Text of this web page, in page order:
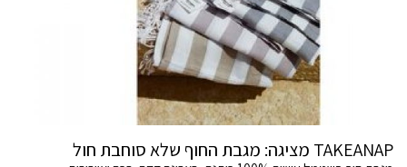
TAKEANAP מציגה: מגבת החוף שלא סוחבת חול